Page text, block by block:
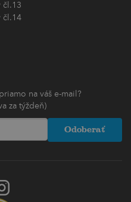
čl.13
čl.14
na váš e-mail?
za týždeň)
Odoberať